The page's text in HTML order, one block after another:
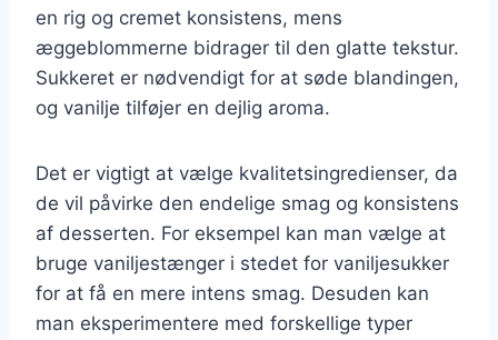
en rig og cremet konsistens, mens
æggeblommerne bidrager til den glatte tekstur.
Sukkeret er nødvendigt for at søde blandingen,
og vanilje tilføjer en dejlig aroma.
Det er vigtigt at vælge kvalitetsingredienser, da
de vil påvirke den endelige smag og konsistens
af desserten. For eksempel kan man vælge at
bruge vaniljestænger i stedet for vaniljesukker
for at få en mere intens smag. Desuden kan
man eksperimentere med forskellige typer